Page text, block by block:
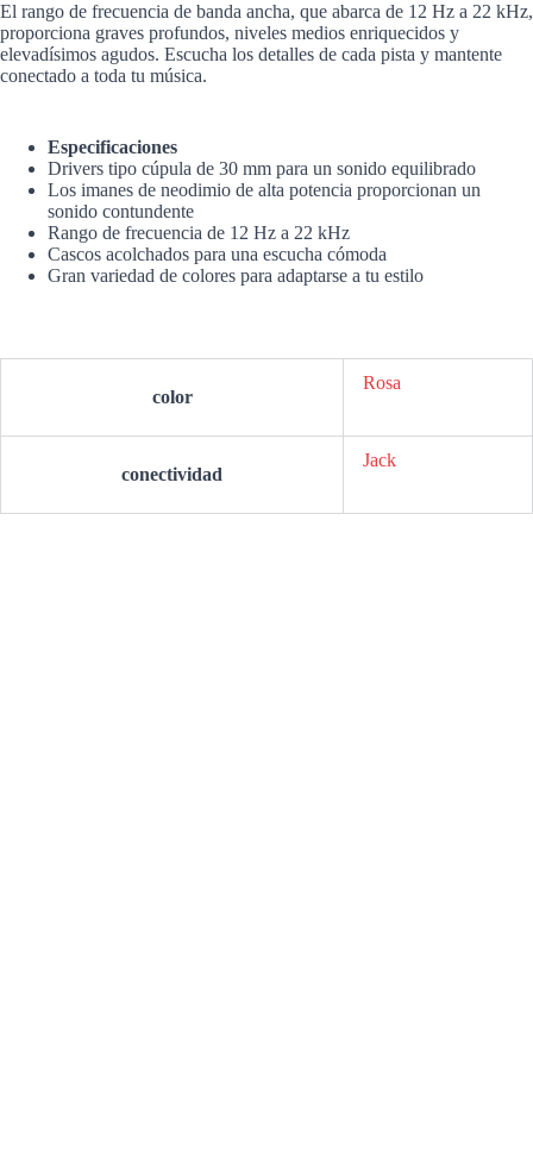
El rango de frecuencia de banda ancha, que abarca de 12 Hz a 22 kHz,
proporciona graves profundos, niveles medios enriquecidos y
elevadísimos agudos. Escucha los detalles de cada pista y mantente
conectado a toda tu música.
Especificaciones
Drivers tipo cúpula de 30 mm para un sonido equilibrado
Los imanes de neodimio de alta potencia proporcionan un
sonido contundente
Rango de frecuencia de 12 Hz a 22 kHz
Cascos acolchados para una escucha cómoda
Gran variedad de colores para adaptarse a tu estilo
color
Rosa
conectividad
Jack